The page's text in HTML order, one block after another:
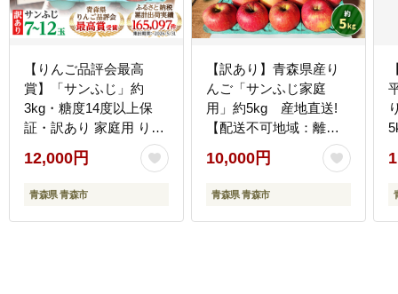
【りんご品評会最高
賞】「サンふじ」約
3kg・糖度14度以上保
証・訳あり 家庭用 りん
ご【配送不可地域：離
島】
12,000円
青森県 青森市
【訳あり】青森県産り
んご「サンふじ家庭
用」約5kg 産地直送!
【配送不可地域：離
10,000円
青森県 青森市